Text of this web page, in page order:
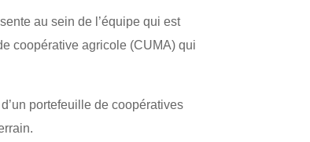
au sein de l’équipe qui est
coopérative agricole (CUMA) qui
portefeuille de coopératives